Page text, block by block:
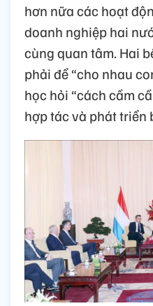
hơn nữa các hoạt
doanh nghiệp hai
cùng quan tâm. Hai
phải để “cho nhau
học hỏi “cách cầm
hợp tác và phát triển